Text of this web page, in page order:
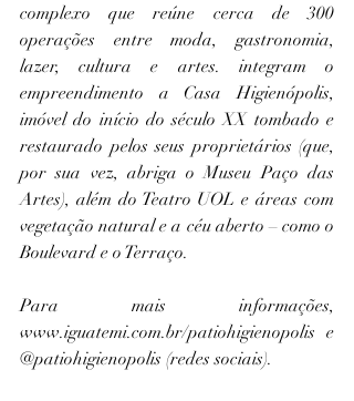
complexo que reúne cerca de 300
operações entre moda, gastronomia,
lazer, cultura e artes. integram o
empreendimento a Casa Higienópolis,
imóvel do início do século XX tombado e
restaurado pelos seus proprietários (que,
por sua vez, abriga o Museu Paço das
Artes), além do Teatro UOL e áreas com
vegetação natural e a céu aberto – como o
Boulevard e o Terraço.
Para mais informações,
www.iguatemi.com.br/patiohigienopolis e
@patiohigienopolis (redes sociais).